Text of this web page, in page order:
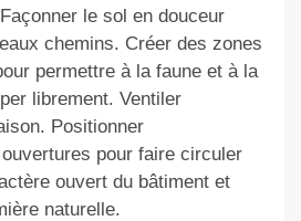
le sol en douceur
chemins. Créer des zones
permettre à la faune et à la
librement. Ventiler
Positionner
pour faire circuler
ouvert du bâtiment et
naturelle.